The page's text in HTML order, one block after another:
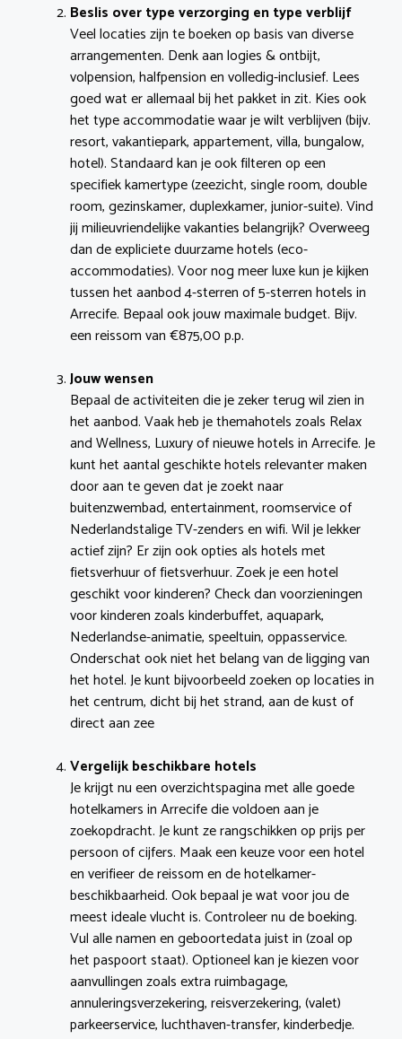
Beslis over type verzorging en type verblijf
Veel locaties zijn te boeken op basis van diverse
arrangementen. Denk aan logies & ontbijt,
volpension, halfpension en volledig-inclusief. Lees
goed wat er allemaal bij het pakket in zit. Kies ook
het type accommodatie waar je wilt verblijven (bijv.
resort, vakantiepark, appartement, villa, bungalow,
hotel). Standaard kan je ook filteren op een
specifiek kamertype (zeezicht, single room, double
room, gezinskamer, duplexkamer, junior-suite). Vind
jij milieuvriendelijke vakanties belangrijk? Overweeg
dan de expliciete duurzame hotels (eco-
accommodaties). Voor nog meer luxe kun je kijken
tussen het aanbod 4-sterren of 5-sterren hotels in
Arrecife. Bepaal ook jouw maximale budget. Bijv.
een reissom van €875,00 p.p.
Jouw wensen
Bepaal de activiteiten die je zeker terug wil zien in
het aanbod. Vaak heb je themahotels zoals Relax
and Wellness, Luxury of nieuwe hotels in Arrecife. Je
kunt het aantal geschikte hotels relevanter maken
door aan te geven dat je zoekt naar
buitenzwembad, entertainment, roomservice of
Nederlandstalige TV-zenders en wifi. Wil je lekker
actief zijn? Er zijn ook opties als hotels met
fietsverhuur of fietsverhuur. Zoek je een hotel
geschikt voor kinderen? Check dan voorzieningen
voor kinderen zoals kinderbuffet, aquapark,
Nederlandse-animatie, speeltuin, oppasservice.
Onderschat ook niet het belang van de ligging van
het hotel. Je kunt bijvoorbeeld zoeken op locaties in
het centrum, dicht bij het strand, aan de kust of
direct aan zee
Vergelijk beschikbare hotels
Je krijgt nu een overzichtspagina met alle goede
hotelkamers in Arrecife die voldoen aan je
zoekopdracht. Je kunt ze rangschikken op prijs per
persoon of cijfers. Maak een keuze voor een hotel
en verifieer de reissom en de hotelkamer-
beschikbaarheid. Ook bepaal je wat voor jou de
meest ideale vlucht is. Controleer nu de boeking.
Vul alle namen en geboortedata juist in (zoal op
het paspoort staat). Optioneel kan je kiezen voor
aanvullingen zoals extra ruimbagage,
annuleringsverzekering, reisverzekering, (valet)
parkeerservice, luchthaven-transfer, kinderbedje.